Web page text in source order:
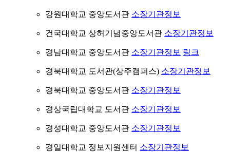
강원대학교 중앙도서관 소장기관정보
건국대학교 상허기념중앙도서관 소장기관정보
경남대학교 중앙도서관 소장기관정보 링크
경북대학교 도서관(상주캠퍼스) 소장기관정보
경북대학교 중앙도서관 소장기관정보
경상국립대학교 도서관 소장기관정보
경성대학교 중앙도서관 소장기관정보
경일대학교 정보지원센터 소장기관정보